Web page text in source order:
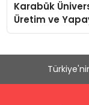
Karabük
Üretim ve